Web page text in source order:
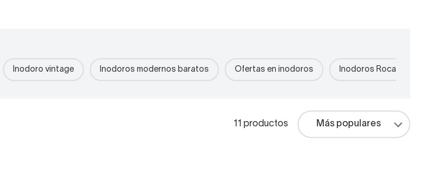
Inodoro vintage Inodoros modernos baratos Ofertas en inodoros Inodoros Roca
11 productos